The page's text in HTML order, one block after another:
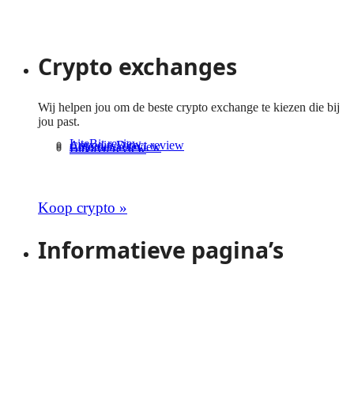
Crypto exchanges
Wij helpen jou om de beste crypto exchange te kiezen die bij
jou past.
Bitvavo review
Coinmerce review
Anycoin Direct review
LiteBit review
Koop crypto »
Informatieve pagina’s